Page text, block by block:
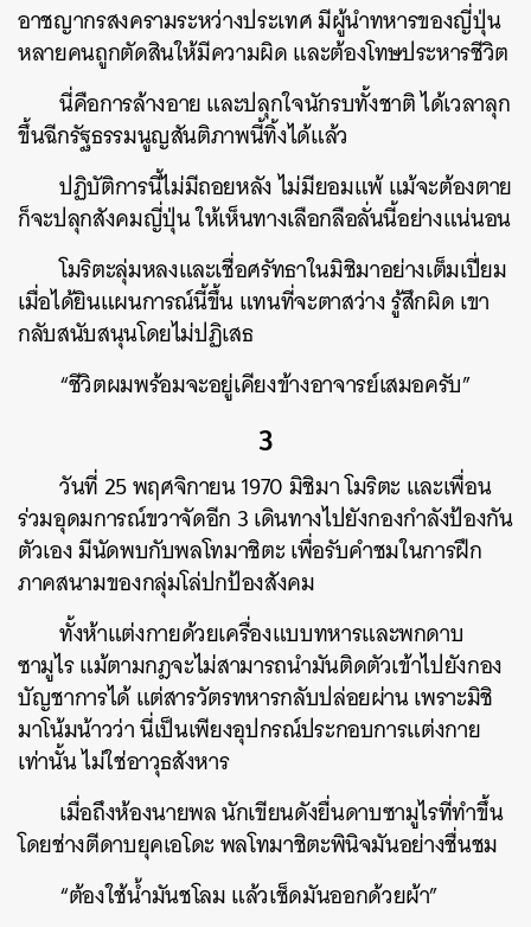
อาชญากรสงครามระหว่างประเทศ มีผู้นำทหารของญี่ปุ่น
หลายคนถูกตัดสินให้มีความผิด และต้องโทษประหารชีวิต
นี่คือการล้างอาย และปลุกใจนักรบทั้งชาติ ได้เวลาลุก
ขึ้นฉีกรัฐธรรมนูญสันติภาพนี้ทิ้งได้แล้ว
ปฏิบัติการนี้ไม่มีถอยหลัง ไม่มียอมแพ้ แม้จะต้องตาย
ก็จะปลุกสังคมญี่ปุ่น ให้เห็นทางเลือกลือลั่นนี้อย่างแน่นอน
โมริตะลุ่มหลงและเชื่อศรัทธาในมิชิมาอย่างเต็มเปี่ยม
เมื่อได้ยินแผนการณ์นี้ขึ้น แทนที่จะตาสว่าง รู้สึกผิด เขา
กลับสนับสนุนโดยไม่ปฏิเสธ
“ชีวิตผมพร้อมจะอยู่เคียงข้างอาจารย์เสมอครับ”
3
วันที่ 25 พฤศจิกายน 1970 มิชิมา โมริตะ และเพื่อน
ร่วมอุดมการณ์ขวาจัดอีก 3 เดินทางไปยังกองกำลังป้องกัน
ตัวเอง มีนัดพบกับพลโทมาชิตะ เพื่อรับคำชมในการฝึก
ภาคสนามของกลุ่มโล่ปกป้องสังคม
ทั้งห้าแต่งกายด้วยเครื่องแบบทหารและพกดาบ
ซามูไร แม้ตามกฎจะไม่สามารถนำมันติดตัวเข้าไปยังกอง
บัญชาการได้ แต่สารวัตรทหารกลับปล่อยผ่าน เพราะมิชิ
มาโน้มน้าวว่า นี่เป็นเพียงอุปกรณ์ประกอบการแต่งกาย
เท่านั้น ไม่ใช่อาวุธสังหาร
เมื่อถึงห้องนายพล นักเขียนดังยื่นดาบซามูไรที่ทำขึ้น
โดยช่างตีดาบยุคเอโดะ พลโทมาชิตะพินิจมันอย่างชื่นชม
“ต้องใช้น้ำมันชโลม แล้วเช็ดมันออกด้วยผ้า”